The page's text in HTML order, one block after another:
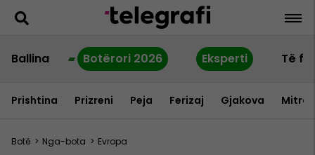
Ballina Botërori 2026 Eksperti Të
Prishtina Prizreni Peja Ferizaj Gjakova
Botë > Nga-bota > Evropa